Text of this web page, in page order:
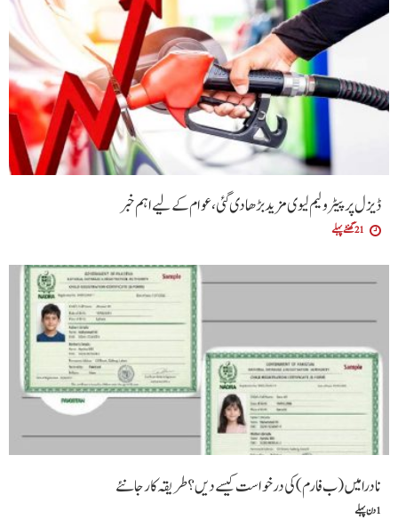
ڈیزل پر پیٹرولیم لیوی مزید بڑھا دی گئی،عوام کے لیے اہم خبر
21 گھنٹے پہلے
نادرا میں (ب فارم ) کی درخواست کیسے دیں ؟طریقہ کار جانئے
1 دن پہلے